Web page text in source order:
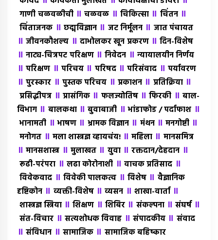
गाणी चळवळीची ॥चळवळ ॥ चिकित्सा ॥ चिंतन ॥
चिंताजनक ॥ छद्मविज्ञान ॥ जट निर्मूलन ॥ जात पंचायत
॥जीवनकौशल्य ॥ दाभोलकर खून प्रकरण ॥दिन-विशेष
॥नाट्य-चित्रपट परिक्षण ॥निवेदन ॥ न्यायालयीन निर्णय
॥परिक्षण ॥ परिचय ॥ परिषद ॥परिसंवाद ॥ पर्यावरण
॥पुरस्कार ॥ पुस्तक परिचय ॥ प्रकाशन ॥ प्रतिक्रिया ॥
प्रसिद्धीपत्र ॥ प्रासंगिक ॥ फलज्योतिष ॥फिरकी ॥ बाल-
विभाग ॥ बालकथा ॥बुवाबाजी ॥भांडाफोड / पर्दाफाश ॥
भानामती ॥भाषण ॥ भ्रामक विज्ञान ॥ मंथन ॥मनगोष्टी ॥
मनोगत ॥ मला शास्त्रज्ञ व्हायचंय! ॥महिला ॥ मानसमित्र
॥मानसशास्त्र ॥ मुलाखत ॥ युवा ॥रक्तदान/देहदान ॥
रूढी-परंपरा ॥ लढा कोरोनाशी ॥ वाचक प्रतिसाद ॥
विवेकवाद ॥ विवेकी पालकत्व ॥ विशेष ॥ वैज्ञानिक
दृष्टिकोन ॥ व्यक्ती-विशेष ॥व्यसन ॥ शाखा-वार्ता ॥
शास्त्रज्ञ स्त्रिया ॥शिक्षण ॥ शिबिर ॥ संकल्पना ॥संघर्ष ॥
संत-विचार ॥ सत्यशोधक विवाह ॥ संपादकीय ॥ संवाद
॥संविधान ॥ सामाजिक ॥ सामाजिक बहिष्कार